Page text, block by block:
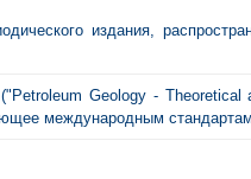
издания,
Geology -
международным